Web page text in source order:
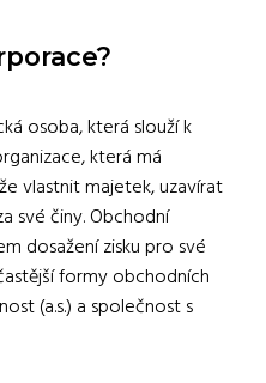
osoba, která slouží k
která má
vlastnit majetek, uzavírat
své činy. Obchodní
dosažení zisku pro své
formy obchodních
(a.s.) a společnost s